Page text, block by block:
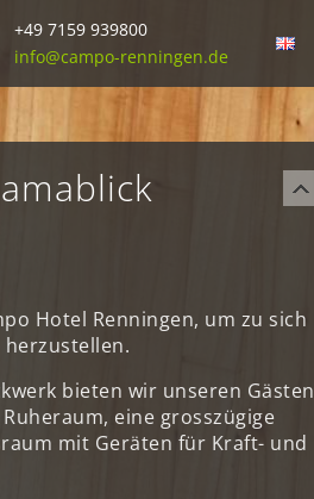
+49 7159 939800
info@campo-renningen.de
Hotel Renningen, um zu sich
bieten wir unseren Gästen
eine grosszügige
mit Geräten für Kraft- und